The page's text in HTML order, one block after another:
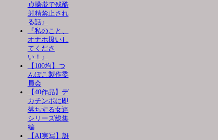
貞操帯で残酷
射精禁止され
る話』
『私のこと、
オナホ扱いし
てくださ
い！』
【100均】つ
んぽこ製作委
員会
【40作品】デ
カチンポに即
落ちする女達
シリーズ総集
編
【AI実写】誰